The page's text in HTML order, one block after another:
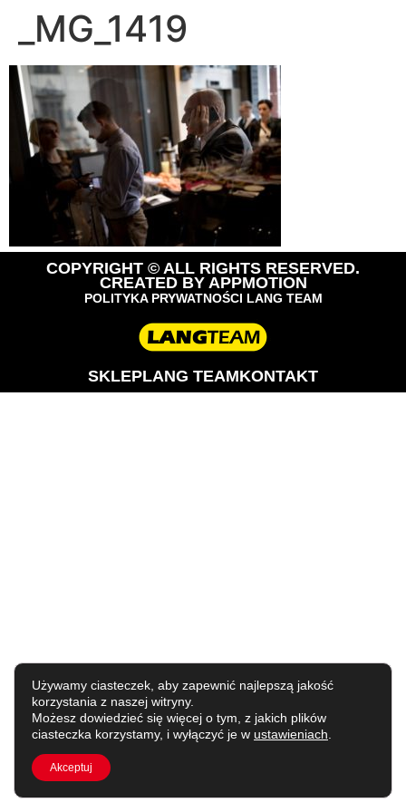
_MG_1419
COPYRIGHT © ALL RIGHTS RESERVED.
CREATED BY APPMOTION
POLITYKA PRYWATNOŚCI LANG TEAM
SKLEPLANG TEAMKONTAKT
Używamy ciasteczek, aby zapewnić najlepszą jakość
korzystania z naszej witryny.
Możesz dowiedzieć się więcej o tym, z jakich plików
ciasteczka korzystamy, i wyłączyć je w ustawieniach
Akceptuj